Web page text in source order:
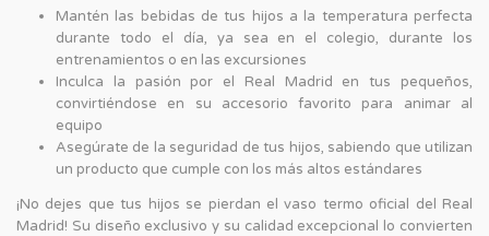
Mantén las bebidas de tus hijos a la temperatura perfecta
durante todo el día, ya sea en el colegio, durante los
entrenamientos o en las excursiones
Inculca la pasión por el Real Madrid en tus pequeños,
convirtiéndose en su accesorio favorito para animar al
equipo
Asegúrate de la seguridad de tus hijos, sabiendo que utilizan
un producto que cumple con los más altos estándares
¡No dejes que tus hijos se pierdan el vaso termo oficial del Real
Madrid! Su diseño exclusivo y su calidad excepcional lo convierten